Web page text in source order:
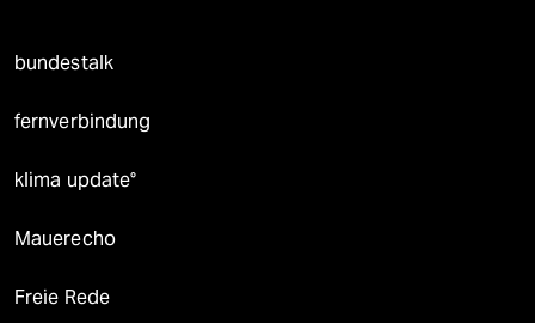
bundestalk
fernverbindung
klima update°
Mauerecho
Freie Rede